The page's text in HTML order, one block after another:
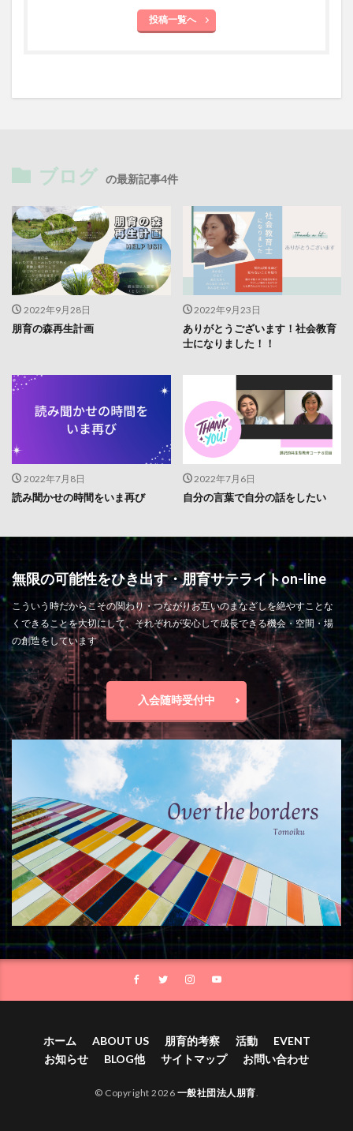
投稿一覧へ
ブログ の最新記事4件
2022年9月28日
朋育の森再生計画
2022年9月23日
ありがとうございます！社会教育
士になりました！！
2022年7月8日
読み聞かせの時間をいま再び
2022年7月6日
自分の言葉で自分の話をしたい
無限の可能性をひき出す・朋育サテライトon-line
こういう時だからこその関わり・つながりお互いのまなざしを絶やすことな
くできることを大切にして、それぞれが安心して成長できる機会・空間・場
の創造をしています
入会随時受付中
ホーム ABOUT US 朋育的考察 活動
EVENT
お知らせ
BLOG他 サイトマップ お問い合わせ
© Copyright 2026 一般社団法人朋育